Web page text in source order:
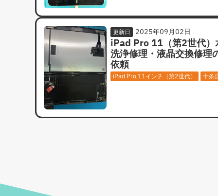
更新日 2025年09月02日
iPad Pro 11（第2世代）
洗浄修理・液晶交換修理
依頼
iPad Pro 11インチ（第2世代） 十条